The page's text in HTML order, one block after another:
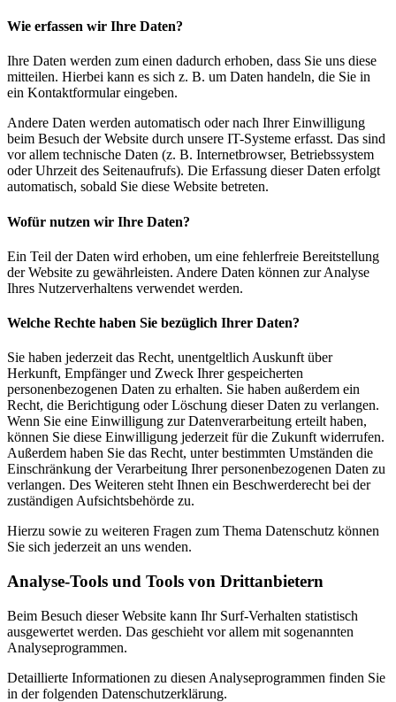
Wie erfassen wir Ihre Daten?
Ihre Daten werden zum einen dadurch erhoben, dass Sie uns diese
mitteilen. Hierbei kann es sich z. B. um Daten handeln, die Sie in
ein Kontaktformular eingeben.
Andere Daten werden automatisch oder nach Ihrer Einwilligung
beim Besuch der Website durch unsere IT-Systeme erfasst. Das sind
vor allem technische Daten (z. B. Internetbrowser, Betriebssystem
oder Uhrzeit des Seitenaufrufs). Die Erfassung dieser Daten erfolgt
automatisch, sobald Sie diese Website betreten.
Wofür nutzen wir Ihre Daten?
Ein Teil der Daten wird erhoben, um eine fehlerfreie Bereitstellung
der Website zu gewährleisten. Andere Daten können zur Analyse
Ihres Nutzerverhaltens verwendet werden.
Welche Rechte haben Sie bezüglich Ihrer Daten?
Sie haben jederzeit das Recht, unentgeltlich Auskunft über
Herkunft, Empfänger und Zweck Ihrer gespeicherten
personenbezogenen Daten zu erhalten. Sie haben außerdem ein
Recht, die Berichtigung oder Löschung dieser Daten zu verlangen.
Wenn Sie eine Einwilligung zur Datenverarbeitung erteilt haben,
können Sie diese Einwilligung jederzeit für die Zukunft widerrufen.
Außerdem haben Sie das Recht, unter bestimmten Umständen die
Einschränkung der Verarbeitung Ihrer personenbezogenen Daten zu
verlangen. Des Weiteren steht Ihnen ein Beschwerderecht bei der
zuständigen Aufsichtsbehörde zu.
Hierzu sowie zu weiteren Fragen zum Thema Datenschutz können
Sie sich jederzeit an uns wenden.
Analyse-Tools und Tools von Dritt­anbietern
Beim Besuch dieser Website kann Ihr Surf-Verhalten statistisch
ausgewertet werden. Das geschieht vor allem mit sogenannten
Analyseprogrammen.
Detaillierte Informationen zu diesen Analyseprogrammen finden Sie
in der folgenden Datenschutzerklärung.